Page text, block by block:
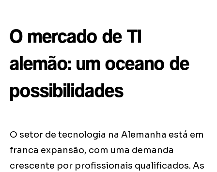
O mercado de TI
alemão: um oceano de
possibilidades
O setor de tecnologia na Alemanha está em
franca expansão, com uma demanda
crescente por profissionais qualificados. As